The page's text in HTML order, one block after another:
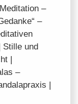
–
–
und
|
–
|